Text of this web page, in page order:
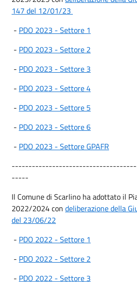
147 del 12/01/23
- PDO 2023 - Settore 1
- PDO 2023 - Settore 2
- PDO 2023 - Settore 3
- PDO 2023 - Settore 4
- PDO 2023 - Settore 5
- PDO 2023 - Settore 6
- PDO 2023 - Settore GPAFR
-----
Il Comune di Scarlino ha adottato il
2022/2024 con deliberazione della
del 23/06/22
- PDO 2022 - Settore 1
- PDO 2022 - Settore 2
- PDO 2022 - Settore 3